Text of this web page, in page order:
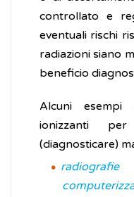
controllato e
eventuali rischi
radiazioni siano
beneficio
Alcuni
ionizzanti
(diagnosticare)
radiografie